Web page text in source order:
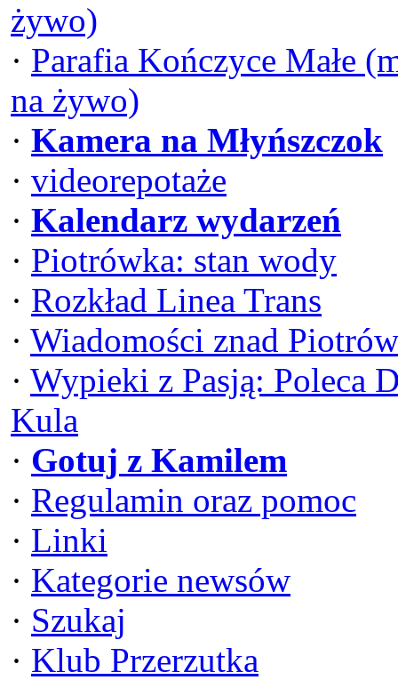
żywo)
· Parafia Kończyce Małe
na żywo)
· Kamera na Młyńszczok
· videorepotaże
· Kalendarz wydarzeń
· Piotrówka: stan wody
· Rozkład Linea Trans
· Wiadomości znad
· Wypieki z Pasją: Poleca
Kula
· Gotuj z Kamilem
· Regulamin oraz pomoc
· Linki
· Kategorie newsów
· Szukaj
· Klub Przerzutka